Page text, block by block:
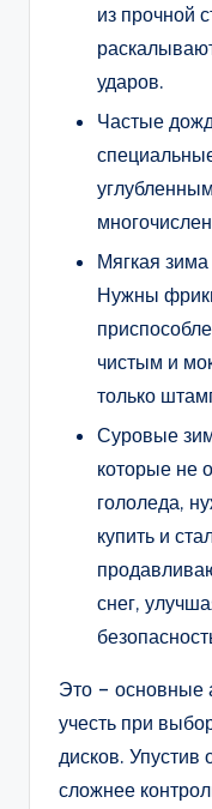
из прочной
ударов.
Частые
Мягкая
Нужны
чистым и
только
Суровые
которые не
гололеда,
купить и
снег,
Это – основные
учесть при
дисков. Упустив
сложнее